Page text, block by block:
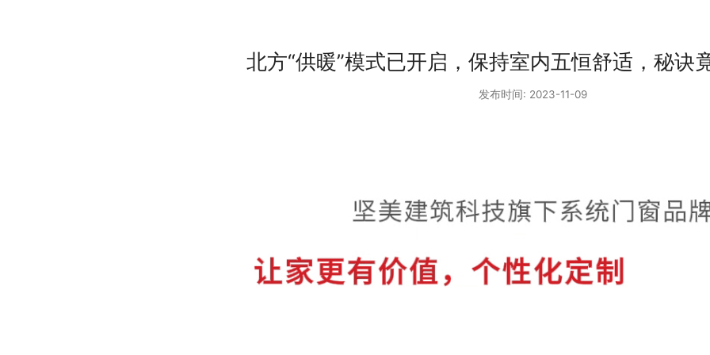
北方“供暖”模式已开启，保持室内五恒舒适，秘诀
发布时间: 2023-11-09